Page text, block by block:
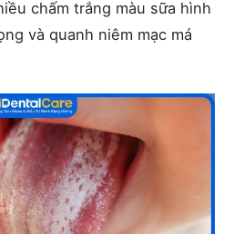
chấm trắng màu sữa hình
và quanh niêm mạc má